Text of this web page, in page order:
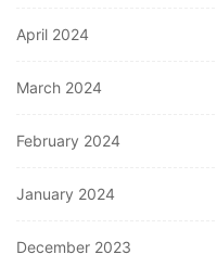
April 2024
March 2024
February 2024
January 2024
December 2023